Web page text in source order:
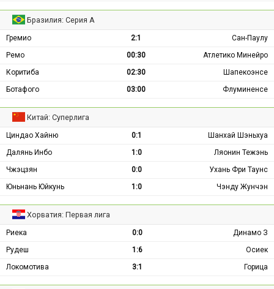
Бразилия: Серия А
Гремио 2:1
Сан-Паулу
Ремо
00:30
Атлетико Минейро
Коритиба
02:30
Шапекоэнсе
Ботафого
03:00 Флуминенсе
Китай: Суперлига
Циндао Хайню 0:1
Шанхай Шэньхуа
Далянь Инбо
1:0
Ляонин Тежэнь
Чжэцзян
0:0
Ухань Фри Таунс
Юньнань Юйкунь
1:0 Чэнду Жунчэн
Хорватия: Первая лига
Риека 0:0
Динамо З
Рудеш
1:6
Осиек
Локомотива
3:1 Горица